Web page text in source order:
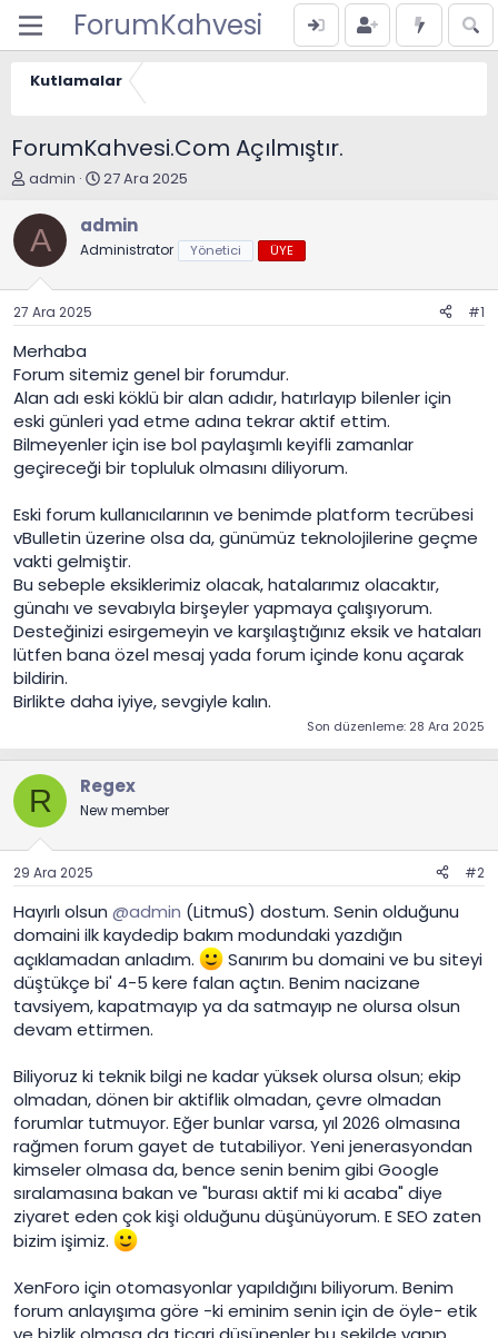
ForumKahvesi
Kutlamalar
ForumKahvesi.Com Açılmıştır.
K
n
u
y
u
B
a
l
a
t
a
n
admin
B
ş
l
a
g
a
r
i
h
i
27 Ara 2025
A admin
Administrator Yönetici ÜYE
27 Ara 2025 #1
Merhaba
Forum sitemiz genel bir forumdur.
Alan adı eski köklü bir alan adıdır, hatırlayıp bilenler için
eski günleri yad etme adına tekrar aktif ettim.
Bilmeyenler için ise bol paylaşımlı keyifli zamanlar
geçireceği bir topluluk olmasını diliyorum.
Eski forum kullanıcılarının ve benimde platform tecrübesi
vBulletin üzerine olsa da, günümüz teknolojilerine geçme
vakti gelmiştir.
Bu sebeple eksiklerimiz olacak, hatalarımız olacaktır,
günahı ve sevabıyla birşeyler yapmaya çalışıyorum.
Desteğinizi esirgemeyin ve karşılaştığınız eksik ve hataları
lütfen bana özel mesaj yada forum içinde konu açarak
bildirin.
Birlikte daha iyiye, sevgiyle kalın.
Son düzenleme: 28 Ara 2025
R Regex
New member
29 Ara 2025 #2
Hayırlı olsun @admin (LitmuS) dostum. Senin olduğunu
domaini ilk kaydedip bakım modundaki yazdığın
açıklamadan anladım.
Sanırım bu domaini ve bu siteyi
düştükçe bi' 4-5 kere falan açtın. Benim nacizane
tavsiyem, kapatmayıp ya da satmayıp ne olursa olsun
devam ettirmen.
Biliyoruz ki teknik bilgi ne kadar yüksek olursa olsun; ekip
olmadan, dönen bir aktiflik olmadan, çevre olmadan
forumlar tutmuyor. Eğer bunlar varsa, yıl 2026 olmasına
rağmen forum gayet de tutabiliyor. Yeni jenerasyondan
kimseler olmasa da, bence senin benim gibi Google
sıralamasına bakan ve "burası aktif mi ki acaba" diye
ziyaret eden çok kişi olduğunu düşünüyorum. E SEO zaten
bizim işimiz.
XenForo için otomasyonlar yapıldığını biliyorum. Benim
forum anlayışıma göre -ki eminim senin için de öyle- etik